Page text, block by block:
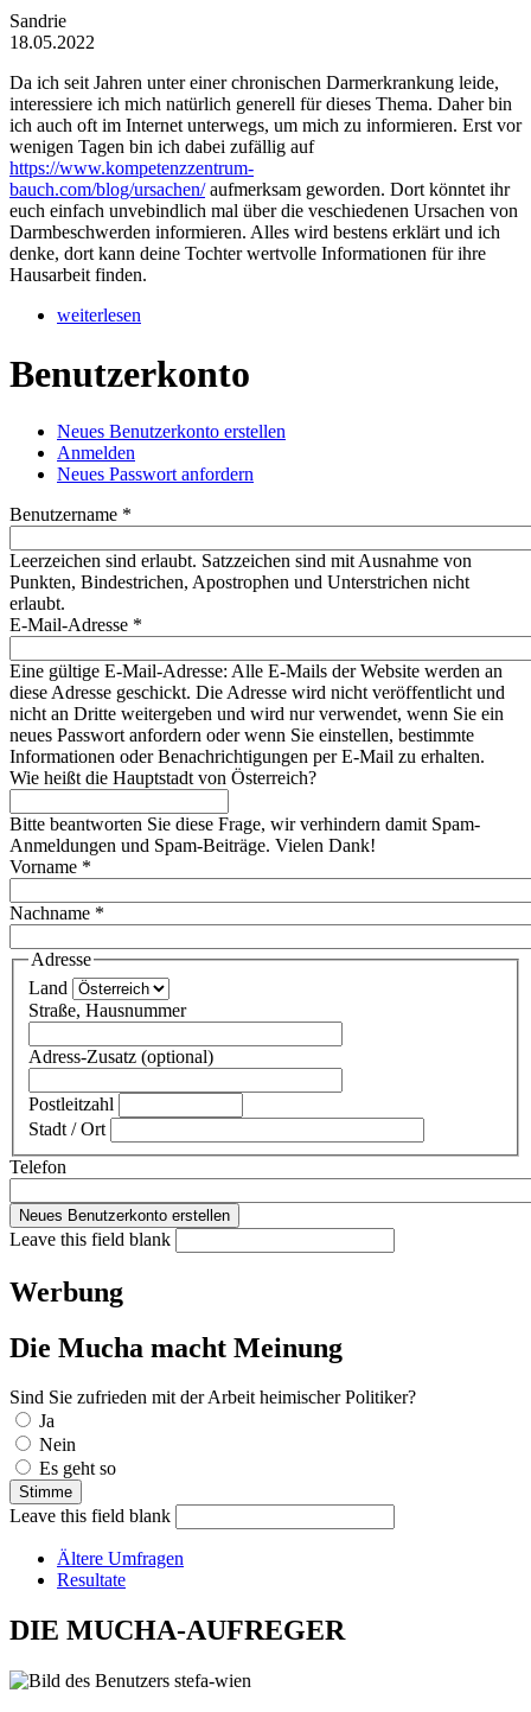
Sandrie
18.05.2022
Da ich seit Jahren unter einer chronischen Darmerkrankung leide,
interessiere ich mich natürlich generell für dieses Thema. Daher bin
ich auch oft im Internet unterwegs, um mich zu informieren. Erst vor
wenigen Tagen bin ich dabei zufällig auf
https://www.kompetenzzentrum-
bauch.com/blog/ursachen/aufmerksam geworden. Dort könntet ihr
euch einfach unvebindlich mal über die veschiedenen Ursachen von
Darmbeschwerden informieren. Alles wird bestens erklärt und ich
denke, dort kann deine Tochter wertvolle Informationen für ihre
Hausarbeit finden.
weiterlesen
Benutzerkonto
Haupt-Reiter
Neues Benutzerkonto erstellen
Anmelden
Neues Passwort anfordern
Benutzername *
Leerzeichen sind erlaubt. Satzzeichen sind mit Ausnahme von
Punkten, Bindestrichen, Apostrophen und Unterstrichen nicht
erlaubt.
E-Mail-Adresse *
Eine gültige E-Mail-Adresse: Alle E-Mails der Website werden an
diese Adresse geschickt. Die Adresse wird nicht veröffentlicht und
nicht an Dritte weitergeben und wird nur verwendet, wenn Sie ein
neues Passwort anfordern oder wenn Sie einstellen, bestimmte
Informationen oder Benachrichtigungen per E-Mail zu erhalten.
Wie heißt die Hauptstadt von Österreich?
Bitte beantworten Sie diese Frage, wir verhindern damit Spam-
Anmeldungen und Spam-Beiträge. Vielen Dank!
Vorname *
Nachname *
Adresse
Land
Straße, Hausnummer
Adress-Zusatz (optional)
Postleitzahl
Stadt / Ort
Telefon
Leave this field blank
Werbung
Die Mucha macht Meinung
Sind Sie zufrieden mit der Arbeit heimischer Politiker?
Auswahlmöglichkeiten
Ja
Nein
Es geht so
Leave this field blank
Ältere Umfragen
Resultate
DIE MUCHA-AUFREGER